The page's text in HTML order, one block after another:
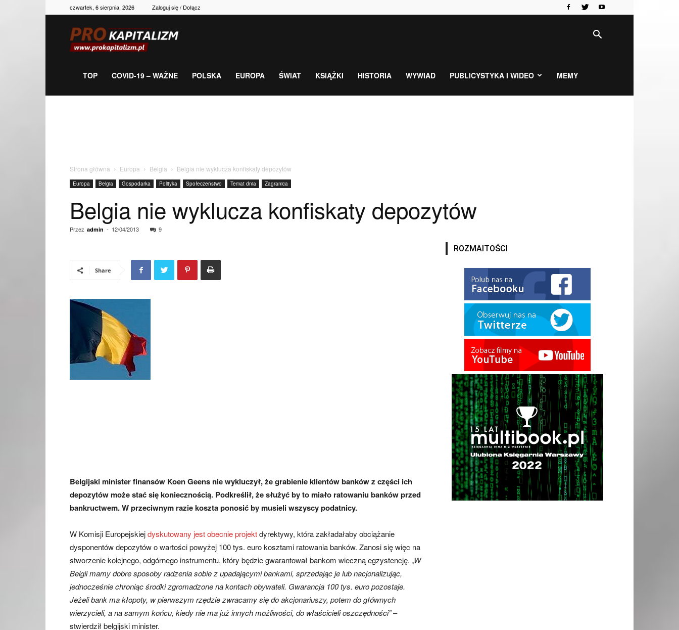
czwartek, 6 sierpnia, 2026 Zaloguj się / Dołącz
gospodarka,
TOP COVID-19 – WAŻNE POLSKA EUROPA ŚWIAT KSIĄŻKI HISTORIA WYWIAD PUBLICYSTYKA I WIDEO MEMY
Strona główna Europa Belgia Belgia nie wyklucza konfiskaty depozytów
Europa Belgia Gospodarka Polityka Społeczeństwo Temat dnia Zagranica
Belgia nie wyklucza konfiskaty depozytów
Przez admin - 12/04/2013 9
Share
Belgijski minister finansów Koen Geens nie wykluczył, że grabienie klientów banków z części ich
depozytów może stać się koniecznością. Podkreślił, że służyć by to miało ratowaniu banków przed
bankructwem. W przeciwnym razie koszta ponosić by musieli wszyscy podatnicy.
W Komisji Europejskiejdyskutowany jest obecnie projektdyrektywy, która zakładałaby obciążanie
dysponentów depozytów o wartości powyżej 100 tys. euro kosztami ratowania banków. Zanosi się więc na
stworzenie kolejnego, odgórnego instrumentu, który będzie gwarantował bankom wieczną egzystencję. „W
Belgii mamy dobre sposoby radzenia sobie z upadającymi bankami, sprzedając je lub nacjonalizując,
jednocześnie chroniąc środki zgromadzone na kontach obywateli. Gwarancja 100 tys. euro pozostaje.
Jeżeli bank ma kłopoty, w pierwszym rzędzie zwracamy się do akcjonariuszy, potem do głównych
wierzycieli, a na samym końcu, kiedy nie ma już innych możliwości, do właścicieli oszczędności”–
stwierdził belgijski minister.
ROZMAITOŚCI